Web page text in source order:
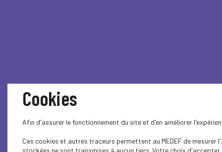
Cookies
Afin d'assurer le fonctionnement du site et d'en améliorer
Ces cookies et autres traceurs permettent au MEDEF de
stockées ne sont transmises à aucun tiers. Votre choix